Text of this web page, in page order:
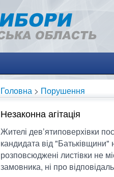
Головна > Порушення
Незаконна агітація
Жителі дев’ятиповерхівки
кандидата від "Батьківщини"
розповсюджені листівки не
замовника, ні про